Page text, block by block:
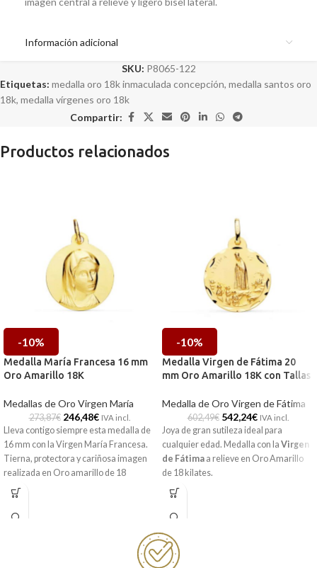
Información adicional
SKU: P8065-122
Etiquetas: medalla oro 18k inmaculada concepción, medalla santos oro
18k, medalla vírgenes oro 18k
Compartir:
Productos relacionados
-10%
Medalla María Francesa 16 mm
Oro Amarillo 18K
Medallas de Oro Virgen María
273,87€ 246,48€ IVA incl.
Lleva contigo siempre esta medalla de
16 mm con la Virgen María Francesa.
Tierna, protectora y cariñosa imagen
realizada en Oro amarillo de 18
kilates, ideal para que la lleves siempre
contigo.
-10%
Medalla Virgen de Fátima 20
mm Oro Amarillo 18K con Tallas
Medalla de Oro Virgen de Fátima
602,49€ 542,24€ IVA incl.
Joya de gran sutileza ideal para
cualquier edad. Medalla con la Virgen
de Fátima a relieve en Oro Amarillo
de 18 kilates.